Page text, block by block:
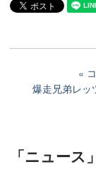
爆走兄弟レッ
「ニュース